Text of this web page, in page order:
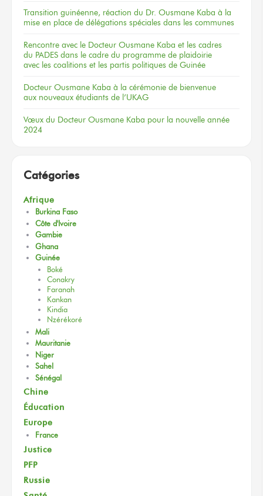
Transition guinéenne, réaction du Dr. Ousmane Kaba à la
mise en place de délégations spéciales dans les communes
Rencontre avec le Docteur Ousmane Kaba et les cadres
du PADES dans le cadre du programme de plaidoirie
avec les coalitions et les partis politiques de Guinée
Docteur Ousmane Kaba à la cérémonie de bienvenue
aux nouveaux étudiants de l’UKAG
Vœux du Docteur Ousmane Kaba pour la nouvelle année
2024
Catégories
Afrique
Burkina Faso
Côte d'Ivoire
Gambie
Ghana
Guinée
Boké
Conakry
Faranah
Kankan
Kindia
Nzérékoré
Mali
Mauritanie
Niger
Sahel
Sénégal
Chine
Éducation
Europe
France
Justice
PFP
Russie